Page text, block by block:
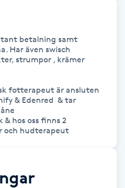
betalning samt
Har även swisch
strumpor , krämer
fotterapeut är ansluten
& Edenred  & tar
& hos oss finns 2
och hudterapeut